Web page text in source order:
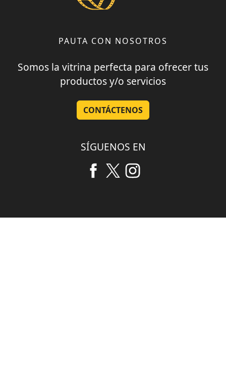
PAUTA CON NOSOTROS
Somos la vitrina perfecta para ofrecer tus
productos y/o servicios
CONTÁCTENOS
SÍGUENOS EN